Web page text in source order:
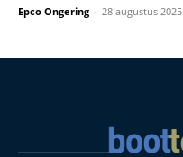
Epco Ongering - 28 augustus 2025